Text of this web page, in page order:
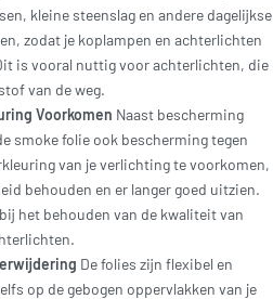
kleine steenslag en andere dagelijkse
zodat je koplampen en achterlichten
is vooral nuttig voor achterlichten, die
van de weg.
Voorkomen Naast bescherming
smoke folie ook bescherming tegen
van je verlichting te voorkomen,
behouden en er langer goed uitzien.
het behouden van de kwaliteit van
De folies zijn flexibel en
op de gebogen oppervlakken van je